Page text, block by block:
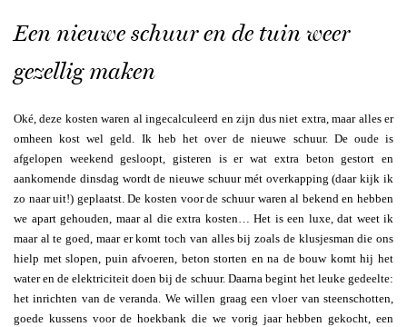
Een nieuwe schuur en de tuin weer
gezellig maken
Oké, deze kosten waren al ingecalculeerd en zijn dus niet extra, maar alles er
omheen kost wel geld. Ik heb het over de nieuwe schuur. De oude is
afgelopen weekend gesloopt, gisteren is er wat extra beton gestort en
aankomende dinsdag wordt de nieuwe schuur mét overkapping (daar kijk ik
zo naar uit!) geplaatst. De kosten voor de schuur waren al bekend en hebben
we apart gehouden, maar al die extra kosten… Het is een luxe, dat weet ik
maar al te goed, maar er komt toch van alles bij zoals de klusjesman die ons
hielp met slopen, puin afvoeren, beton storten en na de bouw komt hij het
water en de elektriciteit doen bij de schuur. Daarna begint het leuke gedeelte:
het inrichten van de veranda. We willen graag een vloer van steenschotten,
goede kussens voor de hoekbank die we vorig jaar hebben gekocht, een